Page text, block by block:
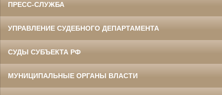
ПРЕСС-СЛУЖБА
УПРАВЛЕНИЕ СУДЕБНОГО ДЕПАРТАМЕНТА
СУДЫ СУБЪЕКТА РФ
МУНИЦИПАЛЬНЫЕ ОРГАНЫ ВЛАСТИ